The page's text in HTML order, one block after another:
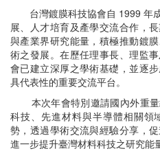
台灣鍍膜科技協會自 1999 年
展、人才培育及產學交流合作，
與產業界研究能量，積極推動鍍
術之發展。在歷任理事長、理監
會已建立深厚之學術基礎，並逐
具代表性的重要交流平台。
本次年會特別邀請國內外重量
科技、先進材料與半導體相關領
勢，透過學術交流與經驗分享，
進一步提升臺灣材料科技之研究能